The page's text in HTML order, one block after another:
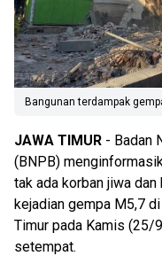
Bangunan terdampak
JAWA TIMUR - Badan
(BNPB)
tak ada korban jiwa
kejadian gempa M5,7
Timur pada Kamis (25/
setempat.